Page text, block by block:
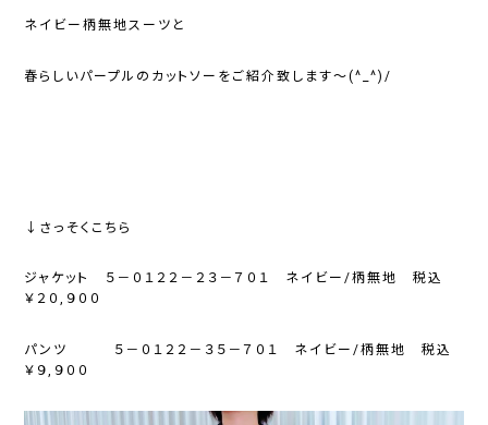
ネイビー柄無地スーツと
春らしいパープルのカットソーをご紹介致します～(^_^)/
↓さっそくこちら
ジャケット ５－０１２２－２３－７０１ ネイビー/柄無地 税込
￥２０,９００
パンツ ５－０１２２－３５－７０１ ネイビー/柄無地 税込
￥９,９００